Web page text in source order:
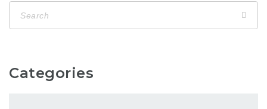
Categories